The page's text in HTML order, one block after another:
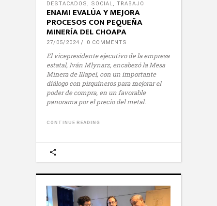
DESTACADOS , SOCIAL, TRABAJO
ENAMI EVALÚA Y MEJORA
PROCESOS CON PEQUEÑA
MINERÍA DEL CHOAPA
27/05/2024 0 COMMENTS
El vicepresidente ejecutivo de la empresa
estatal, Iván Mlynarz, encabezó la Mesa
Minera de Illapel, con un importante
diálogo con pirquineros para mejorar el
poder de compra, en un favorable
panorama por el precio del metal.
CONTINUE READING